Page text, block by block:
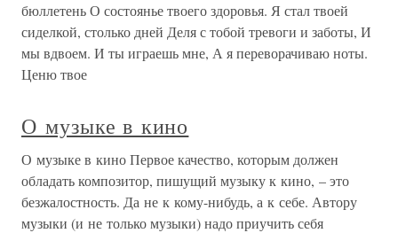
бюллетень О состоянье твоего здоровья. Я стал твоей
сиделкой, столько дней Деля с тобой тревоги и заботы, И
мы вдвоем. И ты играешь мне, А я переворачиваю ноты.
Ценю твое
О музыке в кино
О музыке в кино Первое качество, которым должен
обладать композитор, пишущий музыку к кино, – это
безжалостность. Да не к кому-нибудь, а к себе. Автору
музыки (и не только музыки) надо приучить себя